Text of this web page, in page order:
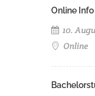
Online
10.
Online